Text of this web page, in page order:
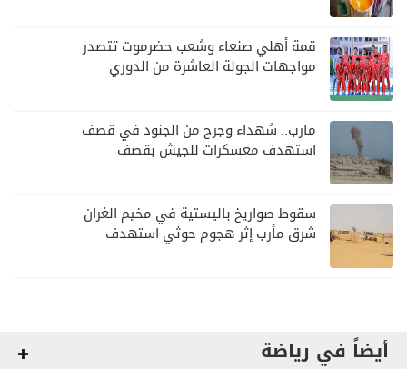
قمة أهلي صنعاء وشعب حضرموت تتصدر
مواجهات الجولة العاشرة من الدوري
مارب.. شهداء وجرح من الجنود في قصف
استهدف معسكرات للجيش بقصف
سقوط صواريخ باليستية في مخيم الغران
شرق مأرب إثر هجوم حوثي استهدف
أيضاً في رياضة